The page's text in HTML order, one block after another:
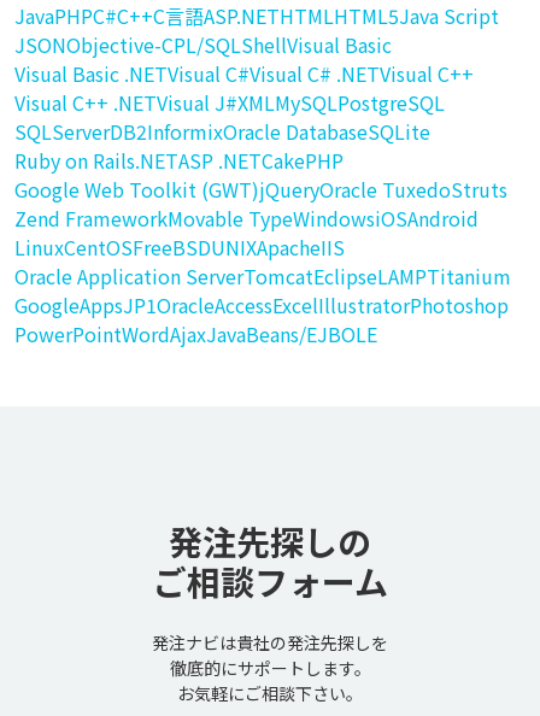
JavaPHPC#C++C言語ASP.NETHTMLHTML5Java Script
JSONObjective-CPL/SQLShellVisual Basic
Visual Basic .NETVisual C#Visual C# .NETVisual C++
Visual C++ .NETVisual J#XMLMySQLPostgreSQL
SQLServerDB2InformixOracle DatabaseSQLite
Ruby on Rails.NETASP .NETCakePHP
Google Web Toolkit (GWT)jQueryOracle TuxedoStruts
Zend FrameworkMovable TypeWindowsiOSAndroid
LinuxCentOSFreeBSDUNIXApacheIIS
Oracle Application ServerTomcatEclipseLAMPTitanium
GoogleAppsJP1OracleAccessExcelIllustratorPhotoshop
PowerPointWordAjaxJavaBeans/EJBOLE
発注先探しの
ご相談フォーム
発注ナビは貴社の発注先探しを
徹底的にサポートします。
お気軽にご相談下さい。